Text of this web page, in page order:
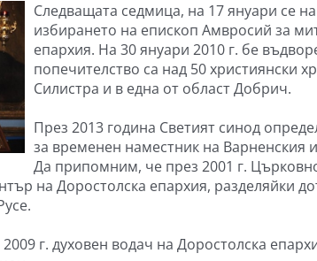
Следващата седмица, на 17 януари се
избирането на епископ Амвросий за
епархия. На 30 януари 2010 г. бе
попечителство са над 50 християнски
Силистра и в една от област Добрич.
През 2013 година Светият синод
за временен наместник на Варненския
Да припомним, че през 2001 г.
на Доростолска епархия, разделяйки
г. духовен водач на Доростолска